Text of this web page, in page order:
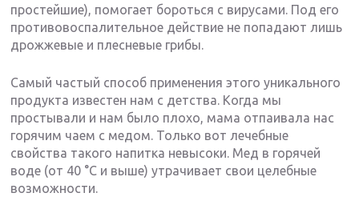
простейшие), помогает бороться с вирусами. Под его
противовоспалительное действие не попадают лишь
дрожжевые и плесневые грибы.
Самый частый способ применения этого уникального
продукта известен нам с детства. Когда мы
простывали и нам было плохо, мама отпаивала нас
горячим чаем с медом. Только вот лечебные
свойства такого напитка невысоки. Мед в горячей
воде (от 40 °С и выше) утрачивает свои целебные
возможности.